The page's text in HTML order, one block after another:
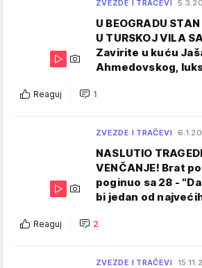
ZVEZDE I TRAČEVI
U BEOGRADU
U TURSKOJ VILA
Zavirite u kuću
Ahmedovskog,
Reaguj 1
ZVEZDE I TRAČEVI
NASLUTIO
VENČANJE! Brat
poginuo sa 28 -
bi jedan od
Reaguj 2
ZVEZDE I TRAČEVI